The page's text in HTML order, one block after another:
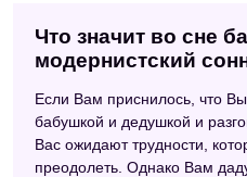
Что значит во сне
модернистский
Если Вам приснилось, что
бабушкой и дедушкой и
Вас ожидают трудности,
преодолеть. Однако Вам